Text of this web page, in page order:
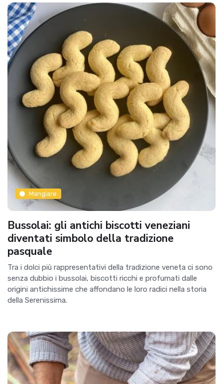
Mangiare
Bussolai: gli antichi biscotti veneziani
diventati simbolo della tradizione
pasquale
Tra i dolci più rappresentativi della tradizione veneta ci sono
senza dubbio i bussolai, biscotti ricchi e profumati dalle
origini antichissime che affondano le loro radici nella storia
della Serenissima.